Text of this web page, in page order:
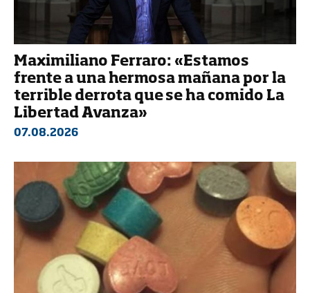
Maximiliano Ferraro: «Estamos
frente a una hermosa mañana por la
terrible derrota que se ha comido La
Libertad Avanza»
07.08.2026